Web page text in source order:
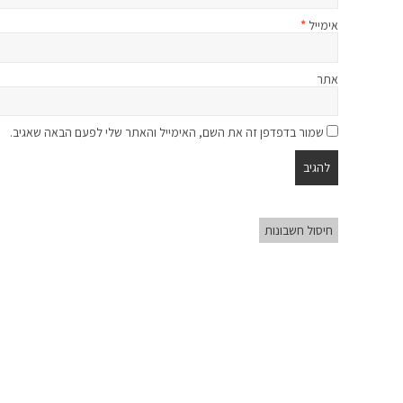
אימייל *
אתר
שמור בדפדפן זה את השם, האימייל והאתר שלי לפעם הבאה שאגיב.
חיסול חשבונות